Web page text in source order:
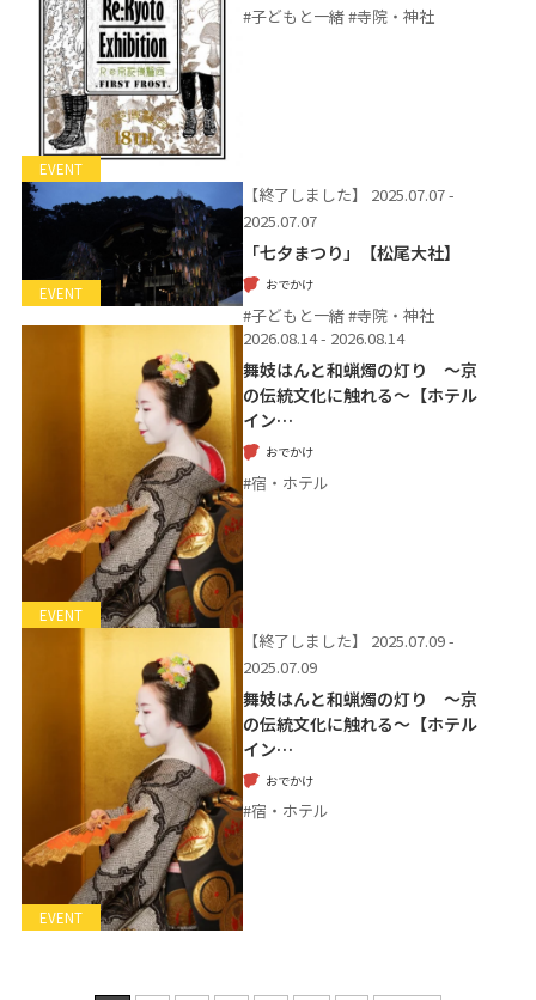
EVENT
#子どもと一緒 #寺院・神社
EVENT
【終了しました】
2025.07.07 -
2025.07.07
「七夕まつり」【松尾大社】
おでかけ
#子どもと一緒 #寺院・神社
EVENT
2026.08.14 - 2026.08.14
舞妓はんと和蝋燭の灯り ～京
の伝統文化に触れる～【ホテル
イン…
おでかけ
#宿・ホテル
EVENT
【終了しました】
2025.07.09 -
2025.07.09
舞妓はんと和蝋燭の灯り ～京
の伝統文化に触れる～【ホテル
イン…
おでかけ
#宿・ホテル